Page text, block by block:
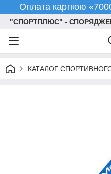
Оплата карткою
"СПОРТПЛЮС" -
КАТАЛОГ